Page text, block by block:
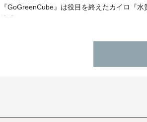
『GoGreenCube』は役目を終えたカイロ『